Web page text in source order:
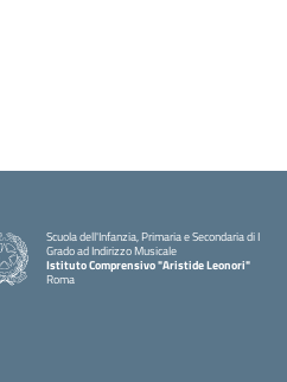
Scuola dell'Infanzia, Primaria e Secondaria di I
Grado ad Indirizzo Musicale
Istituto Comprensivo "Aristide Leonori"
Roma